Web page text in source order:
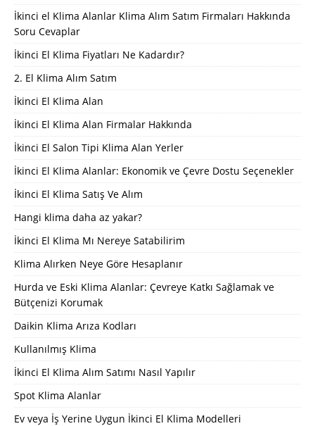
İkinci el Klima Alanlar Klima Alım Satım Firmaları Hakkında
Soru Cevaplar
İkinci El Klima Fiyatları Ne Kadardır?
2. El Klima Alım Satım
İkinci El Klima Alan
İkinci El Klima Alan Firmalar Hakkında
İkinci El Salon Tipi Klima Alan Yerler
İkinci El Klima Alanlar: Ekonomik ve Çevre Dostu Seçenekler
İkinci El Klima Satış Ve Alım
Hangi klima daha az yakar?
İkinci El Klima Mı Nereye Satabilirim
Klima Alırken Neye Göre Hesaplanır
Hurda ve Eski Klima Alanlar: Çevreye Katkı Sağlamak ve
Bütçenizi Korumak
Daikin Klima Arıza Kodları
Kullanılmış Klima
İkinci El Klima Alım Satımı Nasıl Yapılır
Spot Klima Alanlar
Ev veya İş Yerine Uygun İkinci El Klima Modelleri